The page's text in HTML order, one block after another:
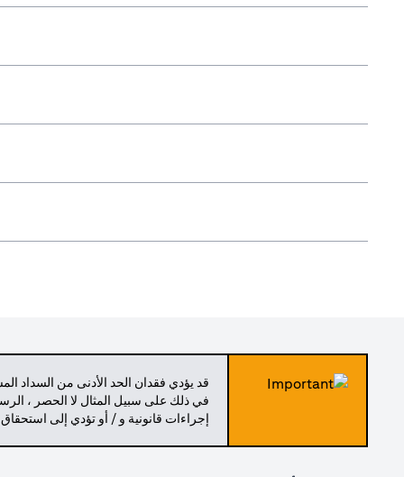
قد يؤدي فقدان الحد الأدنى من السداد
في ذلك على سبيل المثال لا الحصر ،
إجراءات قانونية و / أو تؤدي إلى